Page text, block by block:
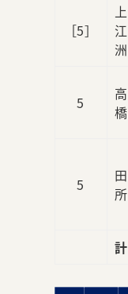
［5］
上
江
洲
5
高
橋
5
田
所
計